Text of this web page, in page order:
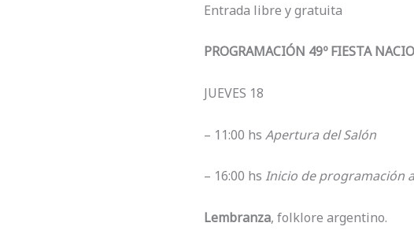
Entrada libre y gratuita
PROGRAMACIÓN 49º FIESTA
JUEVES 18
– 11:00 hs Apertura del Salón
– 16:00 hs Inicio de programación
Lembranza, folklore argentino.